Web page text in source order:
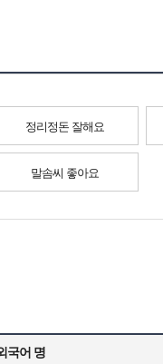
정리정돈 잘해요
말솜씨 좋아요
국어 명